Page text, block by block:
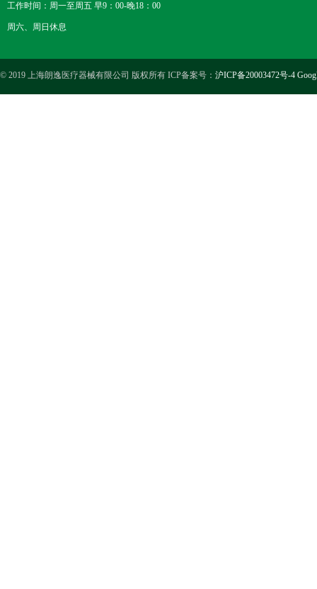
工作时间：周一至周五 早9：00-晚18：00
周六、周日休息
© 2019 上海朗逸医疗器械有限公司 版权所有 ICP备案号： 沪ICP备20003472号-4